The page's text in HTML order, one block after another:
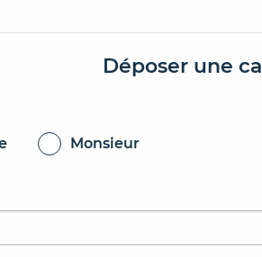
Déposer une
Monsieur